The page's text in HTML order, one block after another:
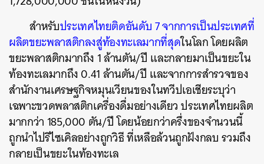
สำหรับประเทศไทยติดอันดับ 7 จากการเป็นประเทศที่
ผลิตขยะพลาสติกลงสู่ท้องทะเลมากที่สุดในโลก โดยผลิต
ขยะพลาสติกมากถึง 1 ล้านตัน/ปี และกลายมาเป็นขยะใน
ท้องทะเลมากถึง 0.41 ล้านตัน/ปี และจากการสำรวจของ
สำนักงานเศรษฐกิจหมุนเวียนของในทวีปเอเชียระบุว่า
เฉพาะขวดพลาสติกเครื่องดื่มอย่างเดียว ประเทศไทยผลิต
มากกว่า 185,000 ตัน/ปี โดยน้อยกว่าครึ่งของจำนวนนี้
ถูกนำไปรีไซเคิลอย่างถูกวิธี ที่เหลือล้วนถูกฝังกลบ รวมถึง
กลายเป็นขยะในท้องทะเล